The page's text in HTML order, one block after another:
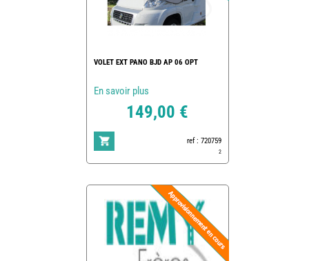
VOLET EXT PANO BJD AP 06 OPT
En savoir plus
149,00 €
ref : 720759
2